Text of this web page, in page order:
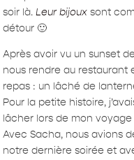
soir là.Leur bijoux sont
détour 🙂
Après avoir vu un sunset
nous rendre au restaurant
repas : un lâché de
Pour la petite histoire,
lâcher lors de mon voyage
Avec Sacha, nous avions
notre dernière soirée et